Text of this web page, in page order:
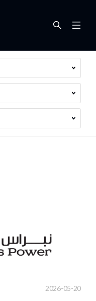
2026-05-20